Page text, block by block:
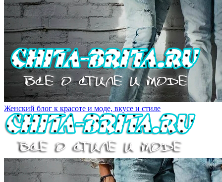
Женский блог к красоте и моде, вкусе и стиле